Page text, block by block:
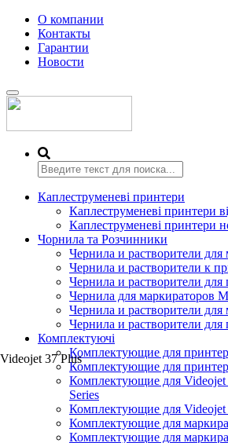
О компании
Контакты
Гарантии
Новости
Переключить
навигацию
Каплеструменеві принтери
Каплеструменеві принтери
Каплеструменеві принтери
Чорнила та Розчинники
Чернила и растворители
Чернила и растворители к
Чернила и растворители
Чернила для маркираторов
Чернила и растворители
Чернила и растворители
Комплектуючі
Комплектующие для
Комплектующие для
Комплектующие для Videojet
Series
Комплектующие для Videojet
Комплектующие для
Комплектующие для
Videojet 37 Plus